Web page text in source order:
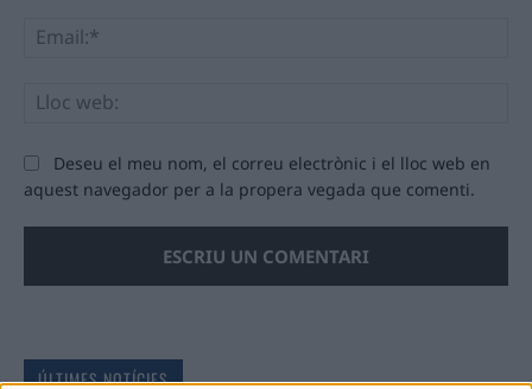
Deseu el meu nom, el correu electrònic i el lloc web en
aquest navegador per a la propera vegada que comenti.
ÚLTIMES NOTÍCIES